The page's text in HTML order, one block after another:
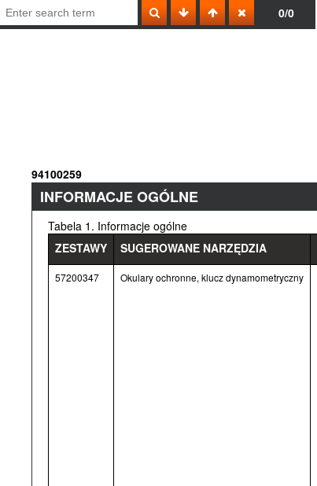
0/0
94100259
INFORMACJE OGÓLNE
Tabela 1. Informacje ogólne
ZESTAWY
SUGEROWANE NARZĘDZIA
57200347 Okulary ochronne, klucz dynamometryczny